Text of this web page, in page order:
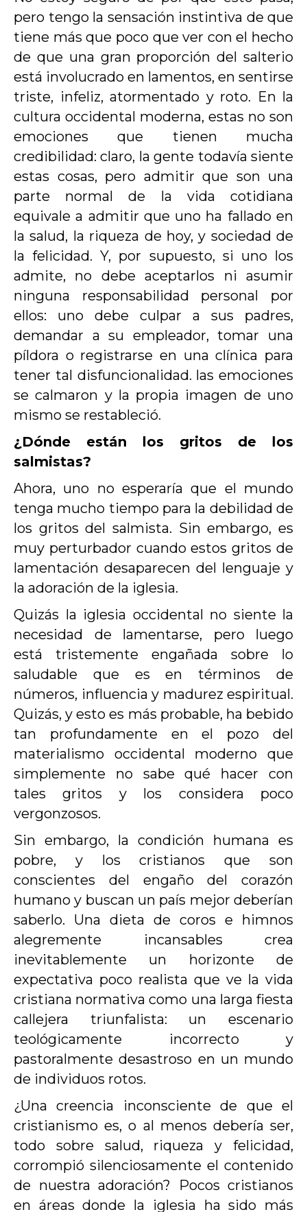
pero tengo la sensación instintiva de que
tiene más que poco que ver con el hecho
de que una gran proporción del salterio
está involucrado en lamentos, en sentirse
triste, infeliz, atormentado y roto. En la
cultura occidental moderna, estas no son
emociones que tienen mucha
credibilidad: claro, la gente todavía siente
estas cosas, pero admitir que son una
parte normal de la vida cotidiana
equivale a admitir que uno ha fallado en
la salud, la riqueza de hoy, y sociedad de
la felicidad. Y, por supuesto, si uno los
admite, no debe aceptarlos ni asumir
ninguna responsabilidad personal por
ellos: uno debe culpar a sus padres,
demandar a su empleador, tomar una
píldora o registrarse en una clínica para
tener tal disfuncionalidad. las emociones
se calmaron y la propia imagen de uno
mismo se restableció.
¿Dónde están los gritos de los
salmistas?
Ahora, uno no esperaría que el mundo
tenga mucho tiempo para la debilidad de
los gritos del salmista. Sin embargo, es
muy perturbador cuando estos gritos de
lamentación desaparecen del lenguaje y
la adoración de la iglesia.
Quizás la iglesia occidental no siente la
necesidad de lamentarse, pero luego
está tristemente engañada sobre lo
saludable que es en términos de
números, influencia y madurez espiritual.
Quizás, y esto es más probable, ha bebido
tan profundamente en el pozo del
materialismo occidental moderno que
simplemente no sabe qué hacer con
tales gritos y los considera poco
vergonzosos.
Sin embargo, la condición humana es
pobre, y los cristianos que son
conscientes del engaño del corazón
humano y buscan un país mejor deberían
saberlo. Una dieta de coros e himnos
alegremente incansables crea
inevitablemente un horizonte de
expectativa poco realista que ve la vida
cristiana normativa como una larga fiesta
callejera triunfalista: un escenario
teológicamente incorrecto y
pastoralmente desastroso en un mundo
de individuos rotos.
¿Una creencia inconsciente de que el
cristianismo es, o al menos debería ser,
todo sobre salud, riqueza y felicidad,
corrompió silenciosamente el contenido
de nuestra adoración? Pocos cristianos
en áreas donde la iglesia ha sido más